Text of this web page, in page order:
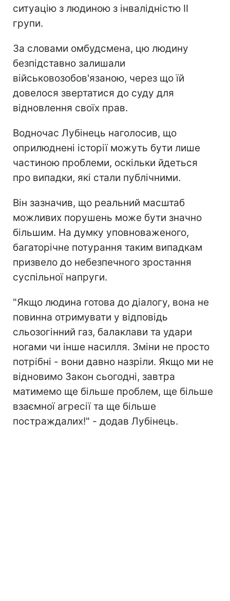
ситуацію з людиною з інвалідністю II
групи.
За словами омбудсмена, цю людину
безпідставно залишали
військовозобов'язаною, через що їй
довелося звертатися до суду для
відновлення своїх прав.
Водночас Лубінець наголосив, що
оприлюднені історії можуть бути лише
частиною проблеми, оскільки йдеться
про випадки, які стали публічними.
Він зазначив, що реальний масштаб
можливих порушень може бути значно
більшим. На думку уповноваженого,
багаторічне потурання таким випадкам
призвело до небезпечного зростання
суспільної напруги.
"Якщо людина готова до діалогу, вона не
повинна отримувати у відповідь
сльозогінний газ, балаклави та удари
ногами чи інше насилля. Зміни не просто
потрібні - вони давно назріли. Якщо ми не
відновимо Закон сьогодні, завтра
матимемо ще більше проблем, ще більше
взаємної агресії та ще більше
постраждалих!" - додав Лубінець.